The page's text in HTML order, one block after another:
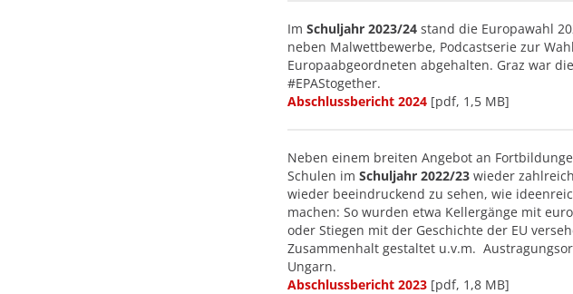
Im Schuljahr 2023/24 stand die Europawahl
neben Malwettbewerbe, Podcastserie zur
Europaabgeordneten abgehalten. Graz war
#EPAStogether.
Abschlussbericht 2024 [pdf, 1,5 MB]
Neben einem breiten Angebot an
Schulen im Schuljahr 2022/23 wieder
wieder beeindruckend zu sehen, wie
machen: So wurden etwa Kellergänge mit
oder Stiegen mit der Geschichte der EU
Zusammenhalt gestaltet u.v.m.
Ungarn.
Abschlussbericht 2023 [pdf, 1,8 MB]